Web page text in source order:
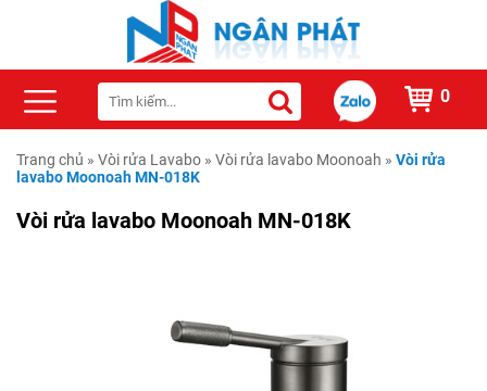
0
Trang chủ » Vòi rửa Lavabo » Vòi rửa lavabo Moonoah » Vòi rửa
lavabo Moonoah MN-018K
Vòi rửa lavabo Moonoah MN-018K